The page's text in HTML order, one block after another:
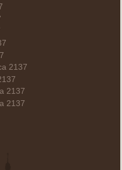
2137
2137
2137